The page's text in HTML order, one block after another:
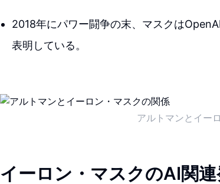
2018年にパワー闘争の末、マスクは
表明している。
アルトマンとイー
イーロン・マスクのAI関